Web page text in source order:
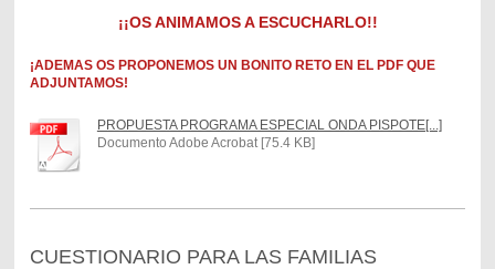
¡¡OS ANIMAMOS A ESCUCHARLO!!
¡ADEMAS OS PROPONEMOS UN BONITO RETO EN EL PDF QUE
ADJUNTAMOS!
PROPUESTA PROGRAMA ESPECIAL ONDA PISPOTE[...]
Documento Adobe Acrobat [75.4 KB]
CUESTIONARIO PARA LAS FAMILIAS